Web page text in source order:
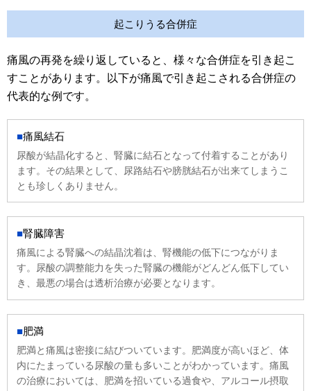
起こりうる合併症
痛風の再発を繰り返していると、様々な合併症を引き起こ
すことがあります。以下が痛風で引き起こされる合併症の
代表的な例です。
痛風結石
尿酸が結晶化すると、腎臓に結石となって付着することがあり
ます。その結果として、尿路結石や膀胱結石が出来てしまうこ
とも珍しくありません。
腎臓障害
痛風による腎臓への結晶沈着は、腎機能の低下につながりま
す。尿酸の調整能力を失った腎臓の機能がどんどん低下してい
き、最悪の場合は透析治療が必要となります。
肥満
肥満と痛風は密接に結びついています。肥満度が高いほど、体
内にたまっている尿酸の量も多いことがわかっています。痛風
の治療においては、肥満を招いている過食や、アルコール摂取